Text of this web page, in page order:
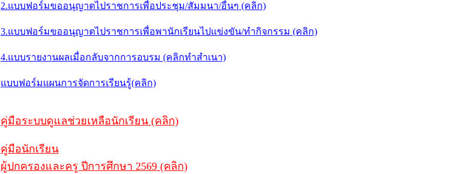
2.แบบฟอร์มขออนุญาตไปราชการเพื่อประชุม/สัมมนา/อื่นๆ (คลิก)
3.แบบฟอร์มขออนุญาตไปราชการเพื่อพานักเรียนไปแข่งขัน/ทำกิจกรรม (คลิก)
4.แบบรายงานผลเมื่อกลับจากการอบรม (คลิกทำสำเนา)
แบบฟอร์มแผนการจัดการเรียนรู้(คลิก)
คู่มือระบบดูแลช่วยเหลือนักเรียน (คลิก)
คู่มือนักเรียน
ผู้ปกครองและครู ปีการศึกษา 2569 (คลิก)